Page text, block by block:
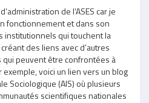
de l’ASES car je
fonctionnement et dans son
institutionnels qui touchent la
des liens avec d’autres
peuvent être confrontées à
voici un lien vers un blog
Sociologique (AIS) où plusieurs
scientifiques nationales